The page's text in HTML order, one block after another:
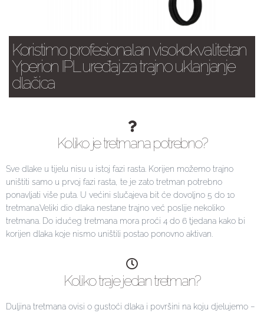
Koristimo profesionalan visokokvalitetan
Yperion IPL uređaj za trajno uklanjanje
dlačica
Koliko je tretmana potrebno?
Sve dlake u tijelu nisu u istoj fazi rasta. Korijen možemo trajno
uništiti samo u prvoj fazi rasta, te je zato tretman potrebno
ponavljati više puta. U većini slučajeva bit će dovoljno 5 do 10
tretmana.Veliki dio dlaka nestane trajno već poslije nekoliko
tretmana. Do idućeg tretmana mora proći 4 do 6 tjedana kako bi
korijen dlaka koje nismo uništili postao ponovno aktivan.
Koliko traje jedan tretman?
Duljina tretmana ovisi o gustoći dlaka i površini na koju djelujemo –